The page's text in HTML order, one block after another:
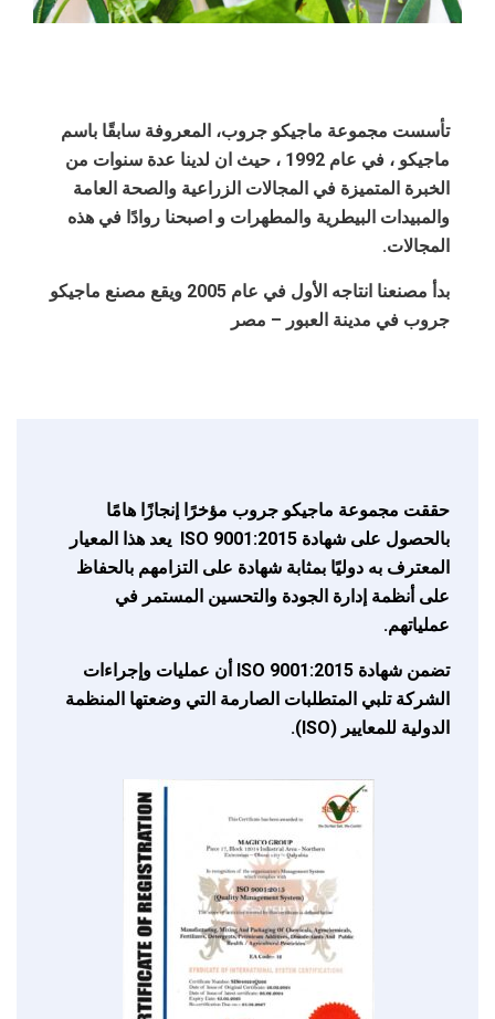
تأسست مجموعة ماجيكو جروب، المعروفة سابقًا باسم
ماجيكو ، في عام 1992 ، حيث ان لدينا عدة سنوات من
الخبرة المتميزة في المجالات الزراعية والصحة العامة
والمبيدات البيطرية والمطهرات و اصبحنا روادًا في هذه
المجالات.
بدأ مصنعنا انتاجه الأول في عام 2005 ويقع مصنع ماجيكو
جروب في مدينة العبور – مصر
حققت مجموعة ماجيكو جروب مؤخرًا إنجازًا هامًا
بالحصول على شهادة ISO 9001:2015 يعد هذا المعيار
المعترف به دوليًا بمثابة شهادة على التزامهم بالحفاظ
على أنظمة إدارة الجودة والتحسين المستمر في
عملياتهم.
تضمن شهادة ISO 9001:2015 أن عمليات وإجراءات
الشركة تلبي المتطلبات الصارمة التي وضعتها المنظمة
الدولية للمعايير (ISO).